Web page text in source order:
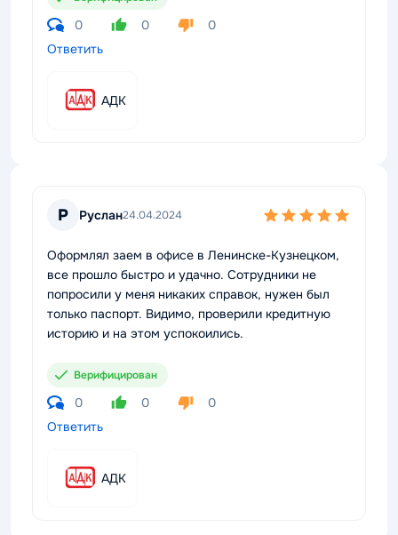
0 0
0
Ответить
АДК
Р Руслан24.04.2024
Оформлял заем в офисе в Ленинске-Кузнецком,
все прошло быстро и удачно. Сотрудники не
попросили у меня никаких справок, нужен был
только паспорт. Видимо, проверили кредитную
историю и на этом успокоились.
Верифицирован
0 0
0
Ответить
АДК